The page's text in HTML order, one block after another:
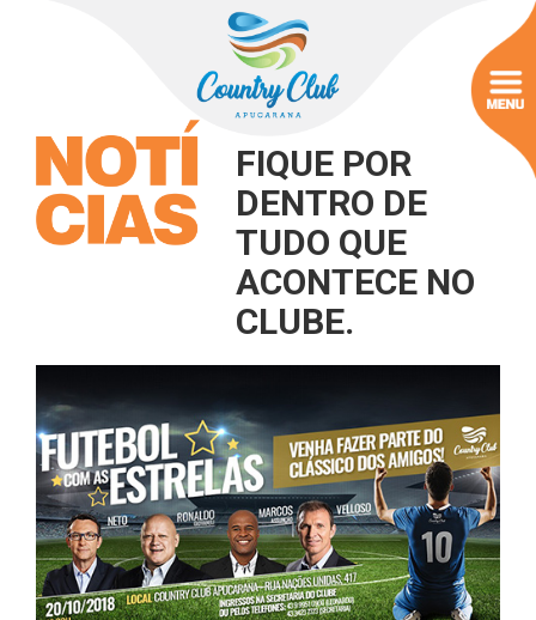
FIQUE POR
DENTRO DE
TUDO QUE
ACONTECE NO
CLUBE.